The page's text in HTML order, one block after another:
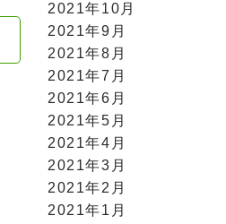
2021年10月
2021年9月
2021年8月
2021年7月
2021年6月
2021年5月
2021年4月
2021年3月
2021年2月
2021年1月